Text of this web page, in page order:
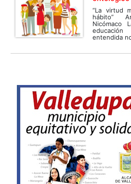
“La virtud
hábito”
Nicómaco
entendida